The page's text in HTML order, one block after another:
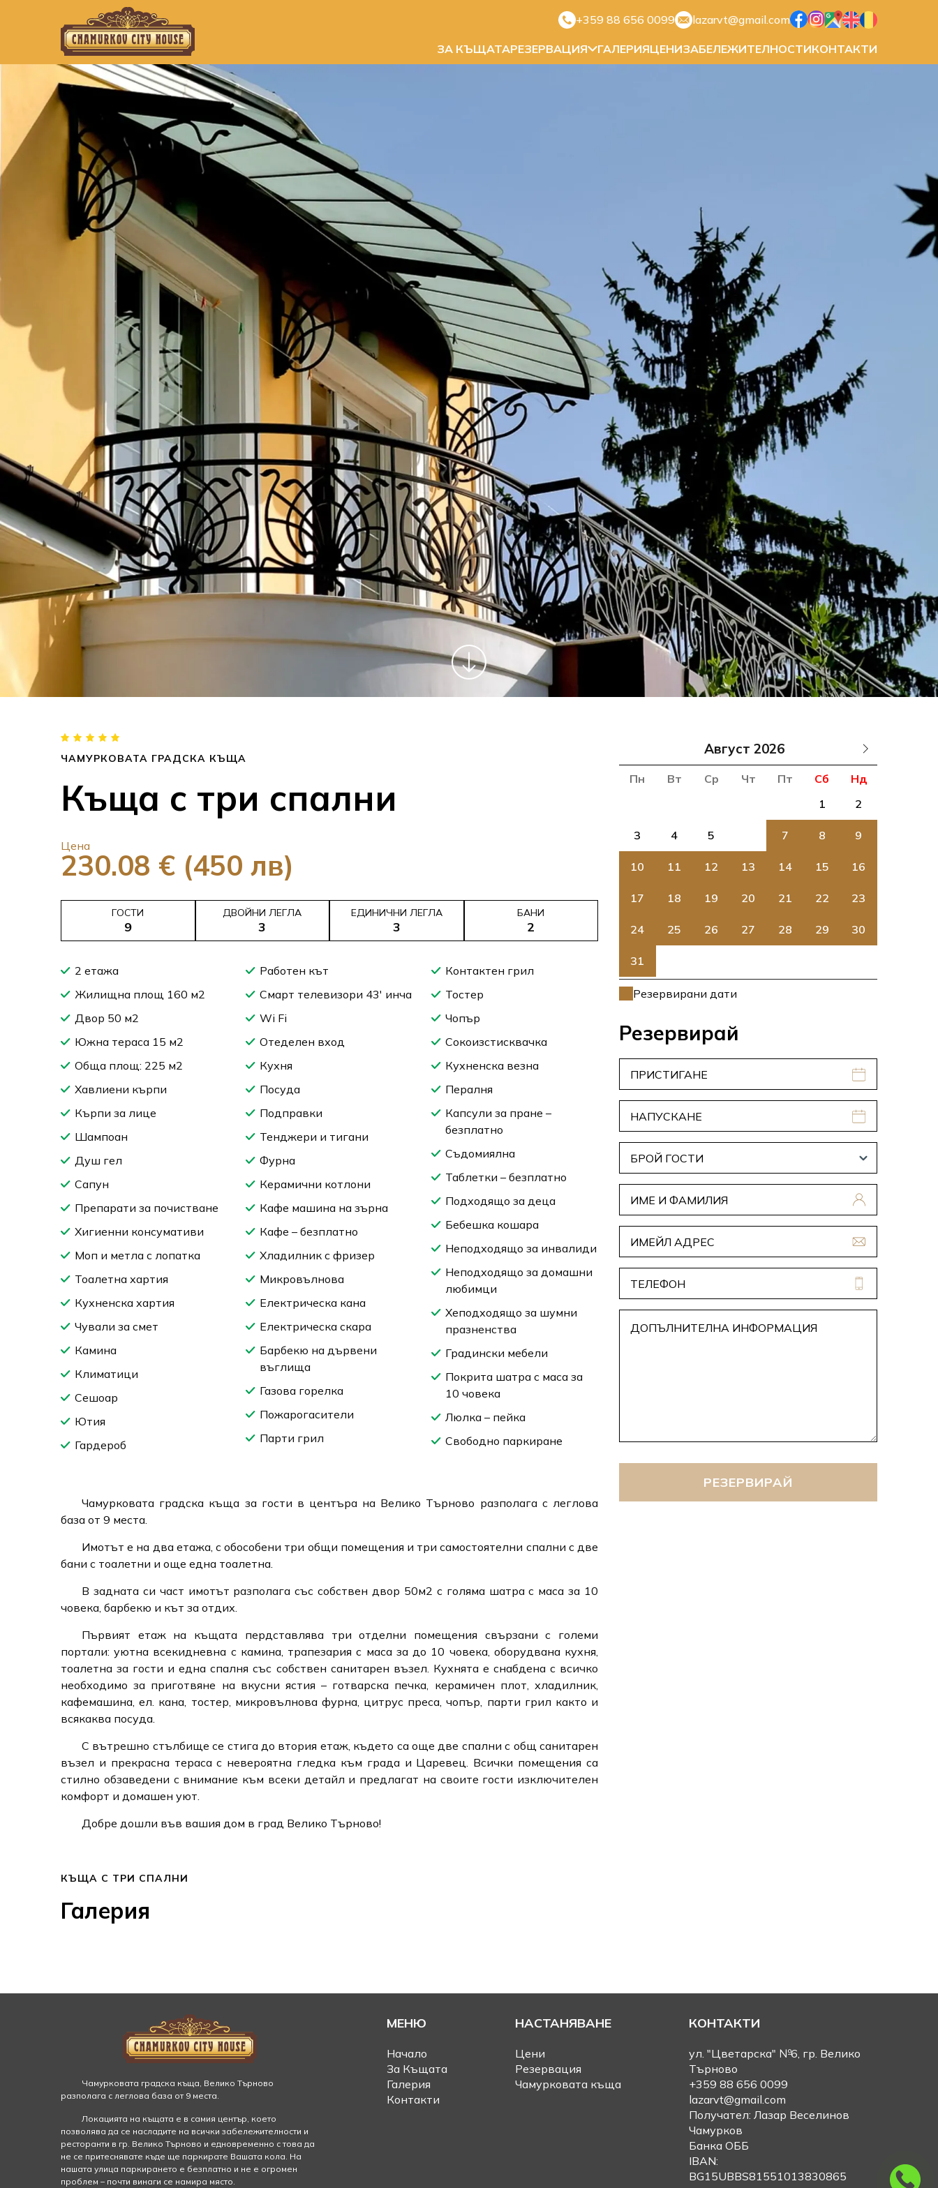
+359 88 656 0099 lazarvt@gmail.com
ЗА КЪЩАТАРЕЗЕРВАЦИЯ ГАЛЕРИЯЦЕНИЗАБЕЛЕЖИТЕЛНОСТИКОНТАКТИ
ЧАМУРКОВАТА ГРАДСКА КЪЩА
Къща с три спални
Цена
230.08 € (450 лв)
ГОСТИ
9
ДВОЙНИ ЛЕГЛА
3
ЕДИНИЧНИ ЛЕГЛА
3
БАНИ
2
2 етажа
Жилищна площ 160 м2
Двор 50 м2
Южна тераса 15 м2
Обща площ: 225 м2
Хавлиени кърпи
Кърпи за лице
Шампоан
Душ гел
Сапун
Препарати за почистване
Хигиенни консумативи
Моп и метла с лопатка
Тоалетна хартия
Кухненска хартия
Чували за смет
Камина
Климатици
Сешоар
Ютия
Гардероб
Работен кът
Смарт телевизори 43′ инча
Wi Fi
Отеделен вход
Кухня
Посуда
Подправки
Тенджери и тигани
Фурна
Керамични котлони
Кафе машина на зърна
Кафе – безплатно
Хладилник с фризер
Микровълнова
Електрическа кана
Електрическа скара
Барбекю на дървени
въглища
Газова горелка
Пожарогасители
Парти грил
Контактен грил
Тостер
Чопър
Сокоизстисквачка
Кухненска везна
Пералня
Капсули за пране –
безплатно
Съдомиялна
Таблетки – безплатно
Подходящо за деца
Бебешка кошара
Неподходящо за инвалиди
Неподходящо за домашни
любимци
Хеподходящо за шумни
празненства
Градински мебели
Покрита шатра с маса за
10 човека
Люлка – пейка
Свободно паркиране
Чамурковата градска къща за гости в центъра на Велико Търново разполага с леглова
база от 9 места.
Имотът е на два етажа, с обособени три общи помещения и три самостоятелни спални с две
бани с тоалетни и още една тоалетна.
В задната си част имотът разполага със собствен двор 50м2 с голяма шатра с маса за 10
човека, барбекю и кът за отдих.
Първият етаж на къщата пердставлява три отделни помещения свързани с големи
портали: уютна всекидневна с камина, трапезария с маса за до 10 човека, оборудвана кухня,
тоалетна за гости и една спалня със собствен санитарен възел. Кухнята е снабдена с всичко
необходимо за приготвяне на вкусни ястия – готварска печка, керамичен плот, хладилник,
кафемашина, ел. кана, тостер, микровълнова фурна, цитрус преса, чопър, парти грил както и
всякаква посуда.
С вътрешно стълбище се стига до втория етаж, където са още две спални с общ санитарен
възел и прекрасна тераса с невероятна гледка към града и Царевец. Всички помещения са
стилно обзаведени с внимание към всеки детайл и предлагат на своите гости изключителен
комфорт и домашен уют.
Добре дошли във вашия дом в град Велико Търново!
Август
Пн Вт Ср Чт Пт Сб
Нд
1
2
3 4 5 7 8 9
10 11 12 13 14 15 16
17 18 19 20 21 22 23
24 25 26 27 28 29 30
31
Резервирани дати
Резервирай
РЕЗЕРВИРАЙ
КЪЩА С ТРИ СПАЛНИ
Галерия
Чамурковата градска къща, Велико Търново
разполага с леглова база от 9 места.
Локацията на къщата е в самия център, което
позволява да се насладите на всички забележителности и
ресторанти в гр. Велико Търново и едновременно с това да
не се притеснявате къде ще паркирате Вашата кола. На
нашата улица паркирането е безплатно и не е огромен
проблем – почти винаги се намира място.
МЕНЮ
Начало
За Къщата
Галерия
Контакти
НАСТАНЯВАНЕ
Цени
Резервация
Чамурковата къща
КОНТАКТИ
ул. "Цветарска" №6, гр. Велико
Търново
+359 88 656 0099
lazarvt@gmail.com
Получател: Лазар Веселинов
Чамурков
Банка ОББ
IBAN:
BG15UBBS81551013830865